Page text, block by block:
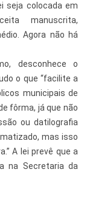
seja colocada em
manuscrita,
Agora não há
desconhece o
o que “facilite a
municipais de
fôrma, já que não
ou datilografia
mas isso
A lei prevê que a
na Secretaria da